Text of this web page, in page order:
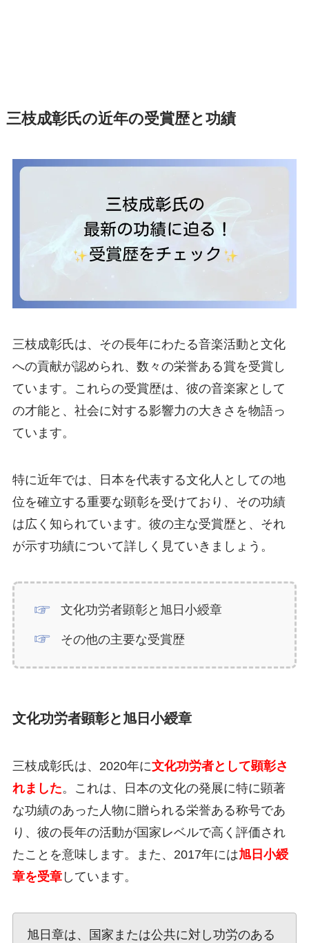
三枝成彰氏の近年の受賞歴と功績
三枝成彰氏は、その長年にわたる音楽活動と文化
への貢献が認められ、数々の栄誉ある賞を受賞し
ています。これらの受賞歴は、彼の音楽家として
の才能と、社会に対する影響力の大きさを物語っ
ています。
特に近年では、日本を代表する文化人としての地
位を確立する重要な顕彰を受けており、その功績
は広く知られています。彼の主な受賞歴と、それ
が示す功績について詳しく見ていきましょう。
文化功労者顕彰と旭日小綬章
その他の主要な受賞歴
文化功労者顕彰と旭日小綬章
三枝成彰氏は、2020年に文化功労者として顕彰さ
れました。これは、日本の文化の発展に特に顕著
な功績のあった人物に贈られる栄誉ある称号であ
り、彼の長年の活動が国家レベルで高く評価され
たことを意味します。また、2017年には旭日小綬
章を受章しています。
旭日章は、国家または公共に対し功労のある